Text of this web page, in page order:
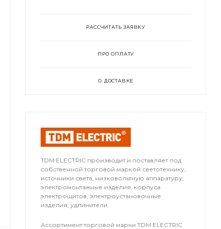
РАССЧИТАТЬ ЗАЯВКУ
ПРО ОПЛАТУ
О ДОСТАВКЕ
TDM ЕLECTRIC производит и поставляет под
собственной торговой маркой светотехнику,
источники света, низковольтную аппаратуру,
электромонтажные изделия, корпуса
электрощитов, электроустановочные
изделия, удлинители.
Ассортимент торговой марки TDM ЕLECTRIC